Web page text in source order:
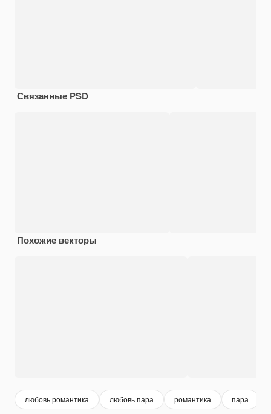
Связанные PSD
Похожие векторы
любовь романтика любовь пара романтика пара